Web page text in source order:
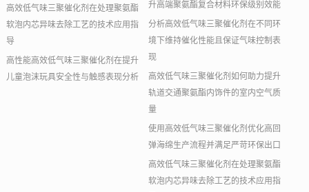
高效低气味三聚催化剂在处理聚氨酯
软泡内芯异味去除工艺的技术应用指
导
高性能高效低气味三聚催化剂在提升
儿童泡沫玩具安全性与触感表现分析
升高端聚氨酯复合材料环保级别效能
分析高效低气味三聚催化剂在不同环
境下维持催化性能且保证气味控制表
现
高效低气味三聚催化剂如何助力提升
轨道交通聚氨酯内饰件的室内空气质
量
使用高效低气味三聚催化剂优化高回
弹海绵生产流程并满足严苛环保出口
高效低气味三聚催化剂在处理聚氨酯
软泡内芯异味去除工艺的技术应用指